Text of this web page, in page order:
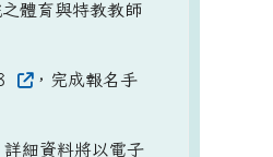
體育與特教教師
，完成報名手
詳細資料將以電子